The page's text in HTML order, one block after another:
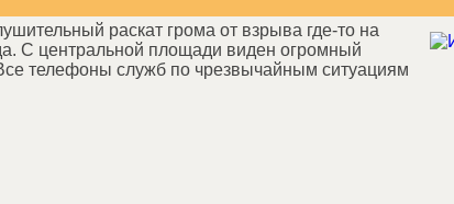
раскат грома от взрыва где-то на
С центральной площади виден огромный
телефоны служб по чрезвычайным ситуациям